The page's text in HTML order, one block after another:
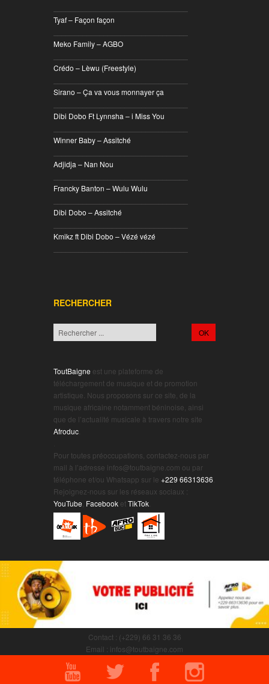
Tyaf – Façon façon
Meko Family – AGBO
Crédo – Lèwu (Freestyle)
Sirano – Ça va vous monnayer ça
Dibi Dobo Ft Lynnsha – i Miss You
Winner Baby – Assitché
Adjidja – Nan Nou
Francky Banton – Wulu Wulu
Dibi Dobo – Assitché
Kmikz ft Dibi Dobo – Vézé vézé
RECHERCHER
ToutBaigne est une plateforme de
téléchargement de musique et de promotion
artistique. Nous proposons sur ce site, de la
musique africaine notamment béninoise, ainsi
que de l’actualité musicale à travers notre site
Afroduc
Pour toutes préoccupations, contactez-nous par
mail à l’adresse infos@toutbaigne.com ou par
téléphone et/ou Whatsapp sur le +229 66313636
Rejoignez-nous sur les réseaux sociaux :
YouTube Facebook etTikTok
Contact : (+229) 66 31 36 36
Email : infos@toutbaigne.com